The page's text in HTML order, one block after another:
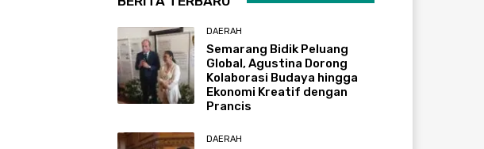
DAERAH
Semarang Bidik Peluang
Global, Agustina Dorong
Kolaborasi Budaya hingga
Ekonomi Kreatif dengan
Prancis
DAERAH